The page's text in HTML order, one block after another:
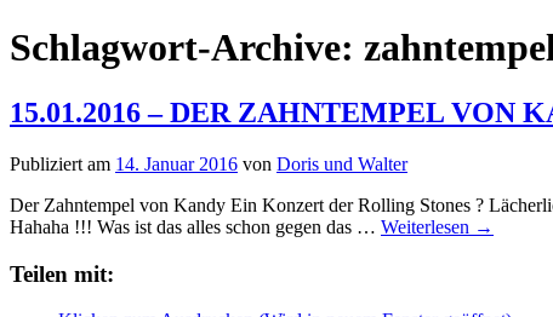
Schlagwort-Archive:
15.01.2016 – DER ZAHNTEMPEL VON
Publiziert am 14. Januar 2016 von Doris und Walter
Der Zahntempel von Kandy Ein Konzert der Rolling Stones ?
Hahaha !!! Was ist das alles schon gegen das … Weiterlesen →
Teilen mit: